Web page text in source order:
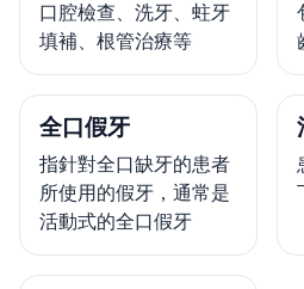
口腔檢查、洗牙、蛀牙
填補、根管治療等
全口假牙
指針對全口缺牙的患者
所使用的假牙，通常是
活動式的全口假牙